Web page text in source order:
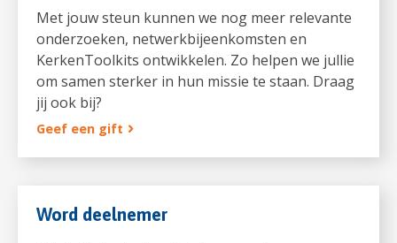
Met jouw steun kunnen we nog meer relevante
onderzoeken, netwerkbijeenkomsten en
KerkenToolkits ontwikkelen. Zo helpen we jullie
om samen sterker in hun missie te staan. Draag
jij ook bij?
Geef een gift
Word deelnemer